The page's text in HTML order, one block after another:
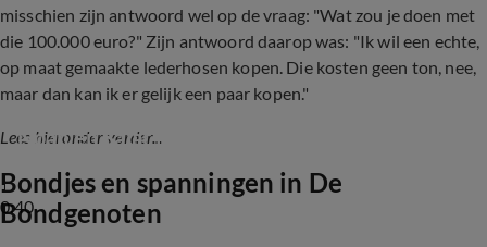
misschien zijn antwoord wel op de vraag: "Wat zou je doen met
die 100.000 euro?" Zijn antwoord daarop was: "Ik wil een echte,
op maat gemaakte lederhosen kopen. Die kosten geen ton, nee,
maar dan kan ik er gelijk een paar kopen."
Lees hieronder verder...
0:40
Noah en Salar irriteren zich aan Roland
Bondjes en spanningen in De
Bondgenoten